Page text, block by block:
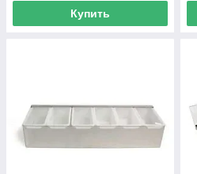
Купить